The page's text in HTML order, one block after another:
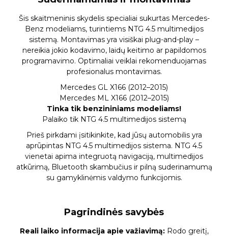
Šis skaitmeninis skydelis specialiai sukurtas Mercedes-
Benz modeliams, turintiems NTG 4.5 multimedijos
sistemą. Montavimas yra visiškai plug-and-play –
nereikia jokio kodavimo, laidų keitimo ar papildomos
programavimo. Optimaliai veiklai rekomenduojamas
profesionalus montavimas.
Mercedes GL X166 (2012–2015)
Mercedes ML X166 (2012–2015)
Tinka tik benzininiams modeliams!
Palaiko tik NTG 4.5 multimedijos sistemą
Prieš pirkdami įsitikinkite, kad jūsų automobilis yra
aprūpintas NTG 4.5 multimedijos sistema. NTG 4.5
vienetai apima integruotą navigaciją, multimedijos
atkūrimą, Bluetooth skambučius ir pilną suderinamumą
su gamyklinėmis valdymo funkcijomis.
Pagrindinės savybės
Reali laiko informacija apie važiavimą:Rodo greitį,